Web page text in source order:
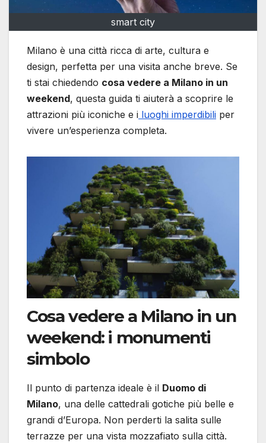
smart city
Milano è una città ricca di arte, cultura e
design, perfetta per una visita anche breve. Se
ti stai chiedendo cosa vedere a Milano in un
weekend, questa guida ti aiuterà a scoprire le
attrazioni più iconiche e i luoghi imperdibili per
vivere un’esperienza completa.
Cosa vedere a Milano in un
weekend: i monumenti
simbolo
Il punto di partenza ideale è il Duomo di
Milano, una delle cattedrali gotiche più belle e
grandi d’Europa. Non perderti la salita sulle
terrazze per una vista mozzafiato sulla città.